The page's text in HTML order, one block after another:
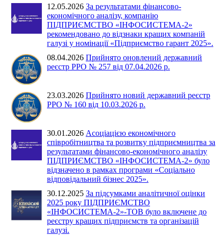
12.05.2026 За результатами фінансово-
економічного аналізу, компанію
ПІДПРИЄМСТВО «ІНФОСИСТЕМА-2»
рекомендовано до відзнаки кращих компаній
галузі у номінації «Підприємство гарант 2025».
08.04.2026 Прийнято оновлений державний
реєстр РРО № 257 від 07.04.2026 р.
23.03.2026 Прийнято новий державний реєстр
РРО № 160 від 10.03.2026 р.
30.01.2026 Асоціацією економічного
співробітництва та розвитку підприємництва за
результатами фінансово-економічного аналізу
ПІДПРИЄМСТВО «ІНФОСИСТЕМА-2» було
відзначено в рамках програми «Соціально
відповідальний бізнес 2025».
30.12.2025 За підсумками аналітичної оцінки
2025 року ПІДПРИЄМСТВО
«ІНФОСИСТЕМА-2»-ТОВ було включене до
реєстру кращих підприємств та організацій
галузі.